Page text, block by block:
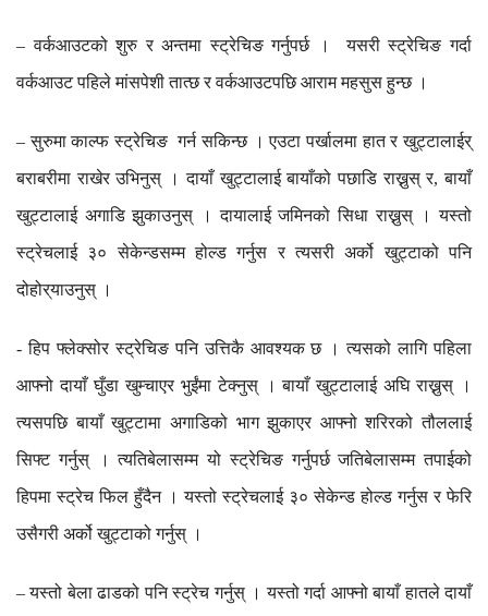
–वर्कआउटको शुरु र अन्तमा स्ट्रेचिङ गर्नुपर्छ । यसरी स्ट्रेचिङ गर्दा
वर्कआउटपहिलेमांसपेशीतात्छरवर्कआउटपछिआराममहसुसहुन्छ ।
–सुरुमा काल्फ स्ट्रेचिङ गर्न सकिन्छ । एउटा पर्खालमा हात र खुट्टालाईर्
बराबरीमा राखेर उभिनुस् । दायाँ खुट्टालाई बायाँको पछाडि राख्नुस् र,बायाँ
खुट्टालाई अगाडि झुकाउनुस् । दायालाई जमिनको सिधा राख्नुस् । यस्तो
स्ट्रेचलाई ३० सेकेन्डसम्म होल्ड गर्नुस र त्यसरी अर्को खुट्टाको पनि
दोहोर्याउनुस् ।
-हिप फ्लेक्सोर स्ट्रेचिङ पनि उत्तिकै आवश्यक छ । त्यसको लागि पहिला
आफ्नो दायाँ घुँडा खुम्चाएर भुईंमा टेक्नुस् । बायाँ खुट्टालाई अघि राख्नुस् ।
त्यसपछि बायाँ खुट्टामा अगाडिको भाग झुकाएर आफ्नो शरिरको तौललाई
सिफ्ट गर्नुस् । त्यतिबेलासम्म यो स्ट्रेचिङ गर्नुपर्छ जतिबेलासम्म तपाईको
हिपमा स्ट्रेच फिल हुँदैन । यस्तो स्ट्रेचलाई ३० सेकेन्ड होल्ड गर्नुस र फेरि
उसैगरीअर्कोखुट्टाकोगर्नुस् ।
–यस्तो बेला ढाडको पनि स्ट्रेच गर्नुस् । यस्तो गर्दा आफ्नो बायाँ हातले दायाँ